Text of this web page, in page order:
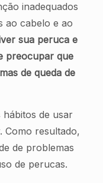
inadequados
ao cabelo e ao
sua peruca e
preocupar que
de queda de
hábitos de usar
Como resultado,
de problemas
de perucas.